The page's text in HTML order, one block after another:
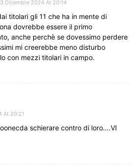
3 Dicembre 2024 At 20:14
titolari gli 11 che ha in mente di
dovrebbe essere il primo
anche perchè se dovessimo perdere
mi creerebbe meno disturbo
con mezzi titolari in campo.
At 20:21
schierare contro di loro….VI